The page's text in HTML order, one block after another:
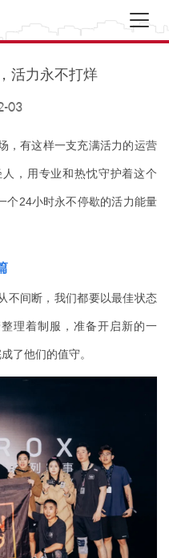
活力永不打烊
03
，有这样一支充满活力的运营
，用专业和热忱守护着这个
个24小时永不停歇的活力能量
不间断，我们都要以最佳状态
理着制服，准备开启新的一
了他们的值守。